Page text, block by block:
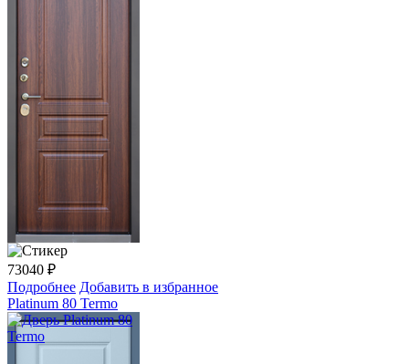
73040 ₽
Подробнее Добавить в избранное
Platinum 80 Termo